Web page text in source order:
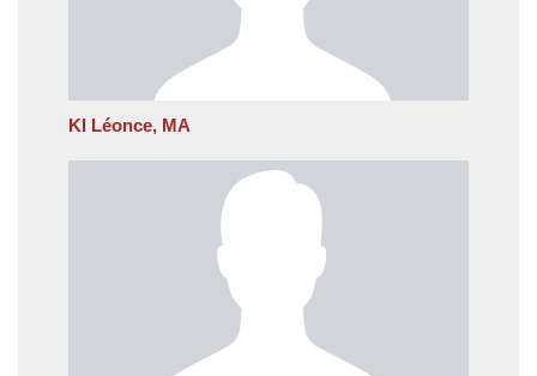
KI Léonce, MA